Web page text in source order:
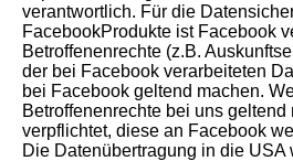
verantwortlich. Für die
FacebookProdukte ist Facebook
Betroffenenrechte (z.B.
der bei Facebook verarbeiteten
bei Facebook geltend machen.
Betroffenenrechte bei uns
verpflichtet, diese an Facebook
Die Datenübertragung in die USA